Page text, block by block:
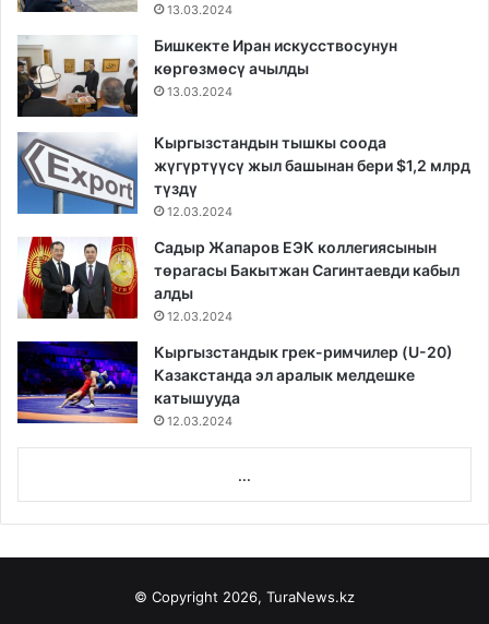
13.03.2024
Бишкекте Иран искусствосунун
көргөзмөсү ачылды
13.03.2024
Кыргызстандын тышкы соода
жүгүртүүсү жыл башынан бери $1,2 млрд
түздү
12.03.2024
Садыр Жапаров ЕЭК коллегиясынын
төрагасы Бакытжан Сагинтаевди кабыл
алды
12.03.2024
Кыргызстандык грек-римчилер (U-20)
Казакстанда эл аралык мелдешке
катышууда
12.03.2024
...
© Copyright 2026, TuraNews.kz